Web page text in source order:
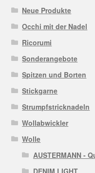
Neue Produkte
Occhi mit der Nadel
Ricorumi
Sonderangebote
Spitzen und Borten
Stickgarne
Strumpfstricknadeln
Wollabwickler
Wolle
AUSTERMANN -